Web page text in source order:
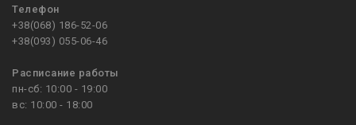
Телефон
+38(068) 186-52-06
+38(093) 055-06-46
Расписание работы
пн-сб: 10:00 - 19:00
вс: 10:00 - 18:00